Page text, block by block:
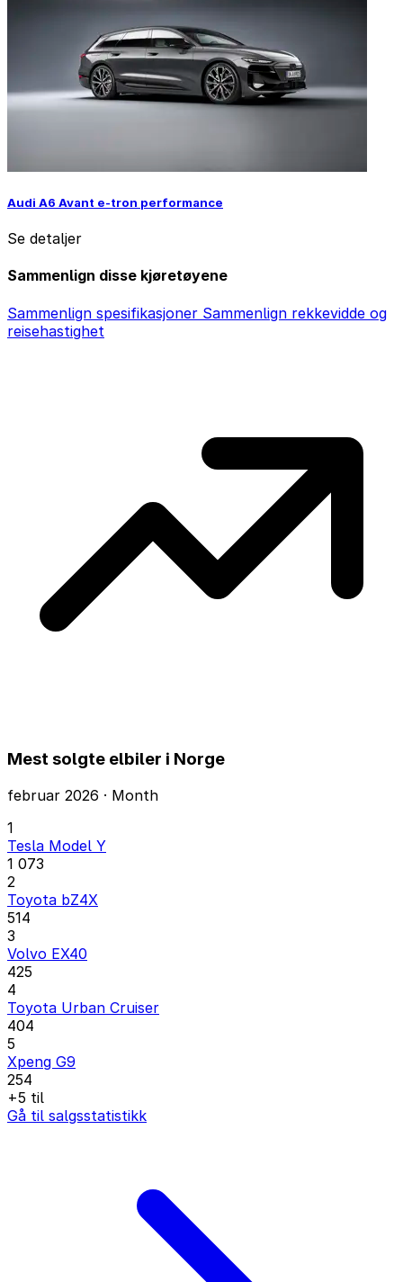
Audi A6 Avant e-tron performance
Se detaljer
Sammenlign disse kjøretøyene
Sammenlign spesifikasjoner Sammenlign rekkevidde og
reisehastighet
Mest solgte elbiler i Norge
februar 2026 · Month
1
Tesla Model Y
1 073
2
Toyota bZ4X
514
3
Volvo EX40
425
4
Toyota Urban Cruiser
404
5
Xpeng G9
254
+5 til
Gå til salgsstatistikk